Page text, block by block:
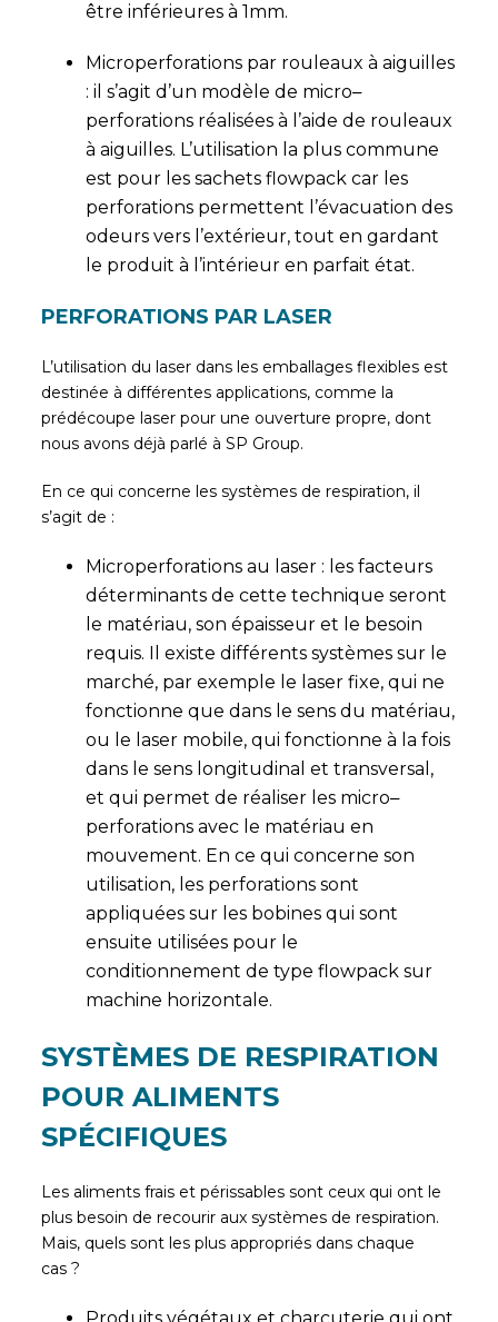
être inférieures à 1mm.
Microperforations par rouleaux à aiguilles
: il s’agit d’un modèle de micro–
perforations réalisées à l’aide de rouleaux
à aiguilles. L’utilisation la plus commune
est pour les sachets flowpack car les
perforations permettent l’évacuation des
odeurs vers l’extérieur, tout en gardant
le produit à l’intérieur en parfait état.
PERFORATIONS PAR LASER
L’utilisation du laser dans les emballages flexibles est
destinée à différentes applications, comme la
prédécoupe laser pour une ouverture propre, dont
nous avons déjà parlé à SP Group.
En ce qui concerne les systèmes de respiration, il
s’agit de :
Microperforations au laser : les facteurs
déterminants de cette technique seront
le matériau, son épaisseur et le besoin
requis. Il existe différents systèmes sur le
marché, par exemple le laser fixe, qui ne
fonctionne que dans le sens du matériau,
ou le laser mobile, qui fonctionne à la fois
dans le sens longitudinal et transversal,
et qui permet de réaliser les micro–
perforations avec le matériau en
mouvement. En ce qui concerne son
utilisation, les perforations sont
appliquées sur les bobines qui sont
ensuite utilisées pour le
conditionnement de type flowpack sur
machine horizontale.
SYSTÈMES DE RESPIRATION
POUR ALIMENTS
SPÉCIFIQUES
Les aliments frais et périssables sont ceux qui ont le
plus besoin de recourir aux systèmes de respiration.
Mais, quels sont les plus appropriés dans chaque
cas ?